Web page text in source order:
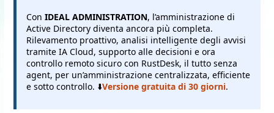
Con IDEAL ADMINISTRATION, l’amministrazione di
Active Directory diventa ancora più completa.
Rilevamento proattivo, analisi intelligente degli avvisi
tramite IA Cloud, supporto alle decisioni e ora
controllo remoto sicuro con RustDesk, il tutto senza
agent, per un’amministrazione centralizzata, efficiente
e sotto controllo. ⬇️Versione gratuita di 30 giorni.